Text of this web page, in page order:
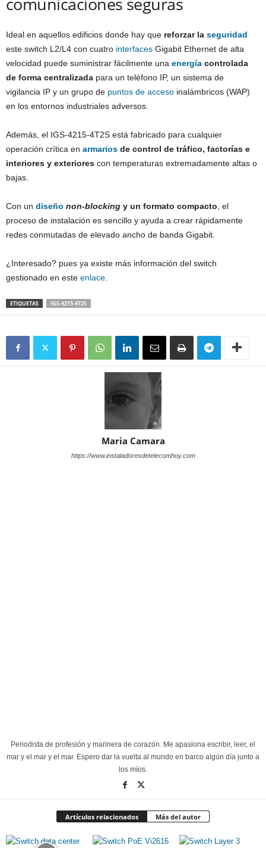
Ideal en aquellos edificios donde hay que reforzar la seguridad
este switch L2/L4 con cuatro interfaces Gigabit Ethernet de alta
velocidad puede suministrar fácilmente una energía controlada
de forma centralizada para un teléfono IP, un sistema de
vigilancia IP y un grupo de puntos de acceso inalámbricos (WAP)
en los entornos industriales adversos.
Además, el IGS-4215-4T2S está fabricado para cualquier
operación crítica en armarios de control de tráfico, factorías e
interiores y exteriores con temperaturas extremadamente altas o
bajas.
Con un diseño non-blocking y un formato compacto , el
proceso de instalación es sencillo y ayuda a crear rápidamente
redes conmutadas de elevado ancho de banda Gigabit.
¿Interesado? pues ya existe más información del switch
gestionado en este enlace
ETIQUETAS IGS-4215-4T2S
Maria Camara
https://www.instaladoresdetelecomhoy.com
Periodista de profesión y marinera de corazón. Me apasiona escribir, leer, el
mar y el mar y el mar. Espero dar la vuelta al mundo en barco algún día junto a
los míos.
Artículos relacionados Más del autor